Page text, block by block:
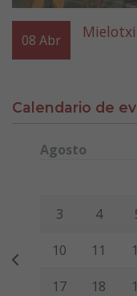
08 Abr
Calendario de
Agosto
3 4
10 11
17 18